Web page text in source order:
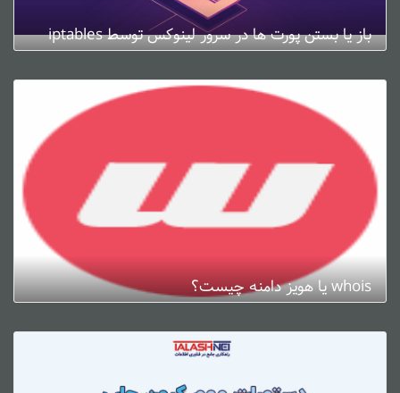
باز یا بستن پورت ها در سرور لینوکس توسط iptables
whois یا هویز دامنه چیست؟